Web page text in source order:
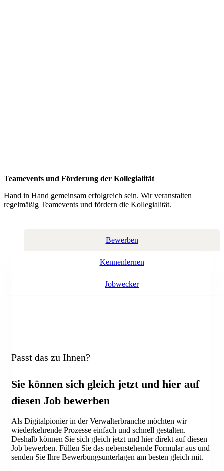
Teamevents und Förderung der Kollegialität
Hand in Hand gemeinsam erfolgreich sein. Wir veranstalten
regelmäßig Teamevents und fördern die Kollegialität.
Bewerben
Kennenlernen
Jobwecker
Passt das zu Ihnen?
Sie können sich gleich jetzt und hier auf
diesen Job bewerben
Als Digitalpionier in der Verwalterbranche möchten wir
wiederkehrende Prozesse einfach und schnell gestalten.
Deshalb können Sie sich gleich jetzt und hier direkt auf diesen
Job bewerben. Füllen Sie das nebenstehende Formular aus und
senden Sie Ihre Bewerbungsunterlagen am besten gleich mit.